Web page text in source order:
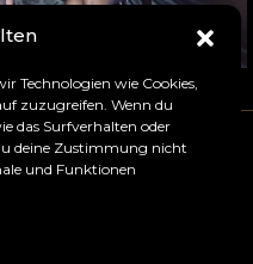
Technologien wie Cookies,
zuzugreifen. Wenn du
das Surfverhalten oder
deine Zustimmung nicht
und Funktionen